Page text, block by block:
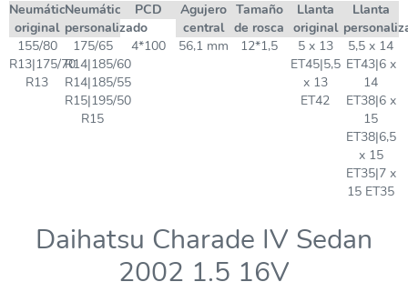
Neumático
original
Neumático
personalizado
PCD
Agujero
central
Tamaño
de rosca
Llanta
original
Llanta
155/80
R13|175/70
R13
175/65
R14|185/60
R14|185/55
R15|195/50
R15
4*100 56,1 mm 12*1,5
5 x 13
ET45|5,5
x 13
ET42
5,5 x 14
ET43|6 x
14
ET38|6 x
15
ET38|6,5
x 15
ET35|7 x
15 ET35
Daihatsu Charade IV Sedan
2002 1.5 16V